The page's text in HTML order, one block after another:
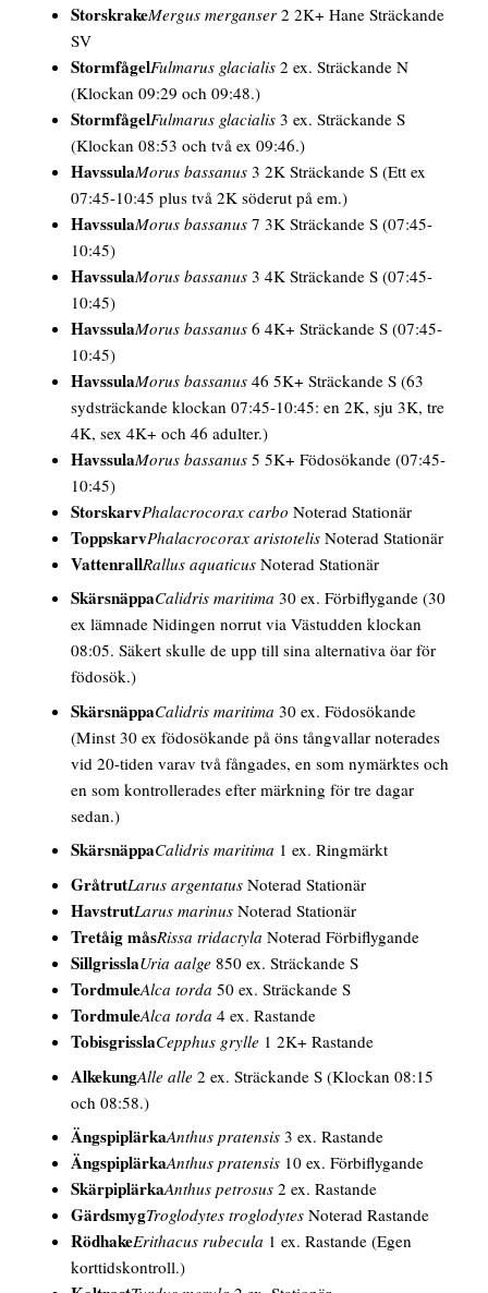
StorskrakeMergus merganser2 2K+Hane Sträckande
SV
StormfågelFulmarus glacialis 2 ex. Sträckande N
(Klockan 09:29 och 09:48.)
StormfågelFulmarus glacialis 3 ex. Sträckande S
(Klockan 08:53 och två ex 09:46.)
HavssulaMorus bassanus 3 2K Sträckande S(Ett ex
07:45-10:45 plus två 2K söderut på em.)
HavssulaMorus bassanus 7 3K Sträckande S(07:45-
10:45)
HavssulaMorus bassanus 3 4K Sträckande S(07:45-
10:45)
HavssulaMorus bassanus 6 4K+ Sträckande S(07:45-
10:45)
HavssulaMorus bassanus 46 5K+ Sträckande S(63
sydsträckande klockan 07:45-10:45: en 2K, sju 3K, tre
4K, sex 4K+ och 46 adulter.)
HavssulaMorus bassanus 5 5K+ Födosökande(07:45-
10:45)
StorskarvPhalacrocorax carbo Noterad Stationär
ToppskarvPhalacrocorax aristotelis Noterad Stationär
VattenrallRallus aquaticus Noterad Stationär
SkärsnäppaCalidris maritima 30 ex. Förbiflygande(30
ex lämnade Nidingen norrut via Västudden klockan
08:05. Säkert skulle de upp till sina alternativa öar för
födosök.)
SkärsnäppaCalidris maritima 30 ex. Födosökande
(Minst 30 ex födosökande på öns tångvallar noterades
vid 20-tiden varav två fångades, en som nymärktes och
en som kontrollerades efter märkning för tre dagar
sedan.)
SkärsnäppaCalidris maritima 1 ex. Ringmärkt
GråtrutLarus argentatus Noterad Stationär
HavstrutLarus marinus Noterad Stationär
Tretåig måsRissa tridactyla Noterad Förbiflygande
SillgrisslaUria aalge 850 ex. Sträckande S
TordmuleAlca torda 50 ex. Sträckande S
TordmuleAlca torda 4 ex. Rastande
TobisgrisslaCepphus grylle 1 2K+ Rastande
AlkekungAlle alle 2 ex. Sträckande S(Klockan 08:15
och 08:58.)
ÄngspiplärkaAnthus pratensis 3 ex. Rastande
ÄngspiplärkaAnthus pratensis 10 ex. Förbiflygande
SkärpiplärkaAnthus petrosus 2 ex. Rastande
GärdsmygTroglodytes troglodytes Noterad Rastande
RödhakeErithacus rubecula 1 ex. Rastande(Egen
korttidskontroll.)